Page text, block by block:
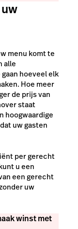
menu komt te
alle
hoeveel elk
Hoe meer
de prijs van
staat
hoogwaardige
uw gasten
per gerecht
u een
een gerecht
uw
winst met